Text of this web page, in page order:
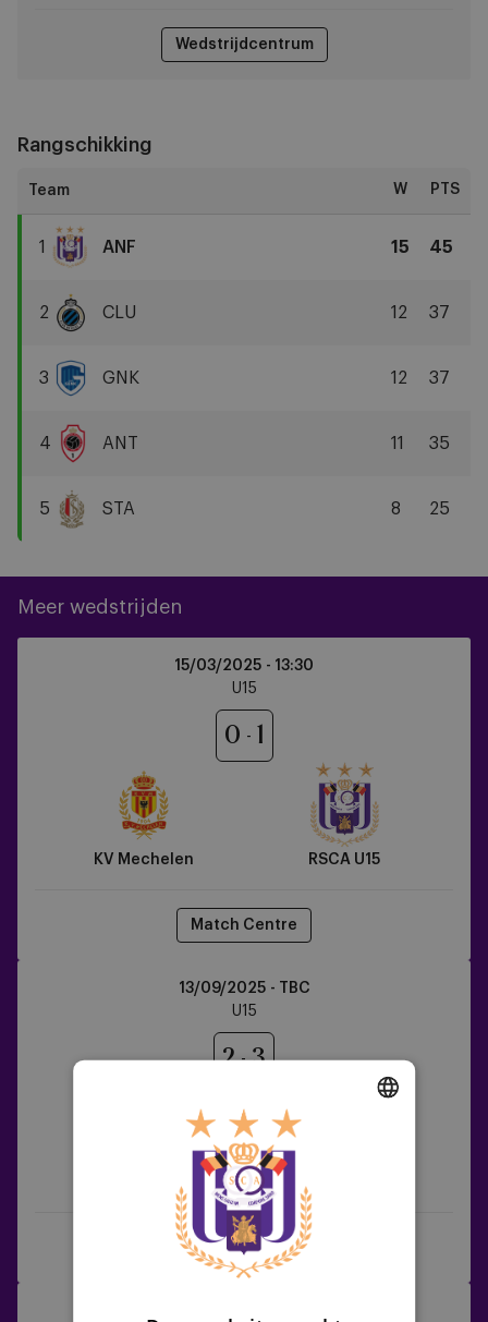
Wedstrijdcentrum
Rangschikking
W PTS
1
U15
ANF 15 45
2
Brugge
CLU 12 37
3
Genk
GNK 12 37
4
Antwerp
ANT 11 35
5
STA 8 25
Meer wedstrijden
15/03/2025 - 13:30
U15
KV Mechelen
0 1
RSCA U15
Match Centre
13/09/2025 - TBC
U15
Zulte Waregem
2 3
Match Centre